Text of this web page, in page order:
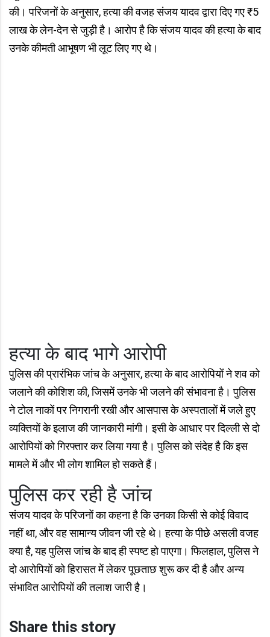
की। परिजनों के अनुसार, हत्या की वजह संजय यादव द्वारा दिए गए ₹5
लाख के लेन-देन से जुड़ी है। आरोप है कि संजय यादव की हत्या के बाद
उनके कीमती आभूषण भी लूट लिए गए थे।
हत्या के बाद भागे आरोपी
पुलिस की प्रारंभिक जांच के अनुसार, हत्या के बाद आरोपियों ने शव को
जलाने की कोशिश की, जिसमें उनके भी जलने की संभावना है। पुलिस
ने टोल नाकों पर निगरानी रखी और आसपास के अस्पतालों में जले हुए
व्यक्तियों के इलाज की जानकारी मांगी। इसी के आधार पर दिल्ली से दो
आरोपियों को गिरफ्तार कर लिया गया है। पुलिस को संदेह है कि इस
मामले में और भी लोग शामिल हो सकते हैं।
पुलिस कर रही है जांच
संजय यादव के परिजनों का कहना है कि उनका किसी से कोई विवाद
नहीं था, और वह सामान्य जीवन जी रहे थे। हत्या के पीछे असली वजह
क्या है, यह पुलिस जांच के बाद ही स्पष्ट हो पाएगा। फिलहाल, पुलिस ने
दो आरोपियों को हिरासत में लेकर पूछताछ शुरू कर दी है और अन्य
संभावित आरोपियों की तलाश जारी है।
Share this story